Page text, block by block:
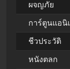
ผจญภัย
การ์ตูนแอนิ
ชีวประวัติ
หนังตลก